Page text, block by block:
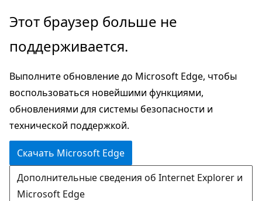
Пропустить
перейти
основному
содержимому
Этот браузер больше не
поддерживается.
Выполните обновление до Microsoft Edge, чтобы
воспользоваться новейшими функциями,
обновлениями для системы безопасности и
технической поддержкой.
Скачать Microsoft Edge
Дополнительные сведения об Internet Explorer и
Microsoft Edge